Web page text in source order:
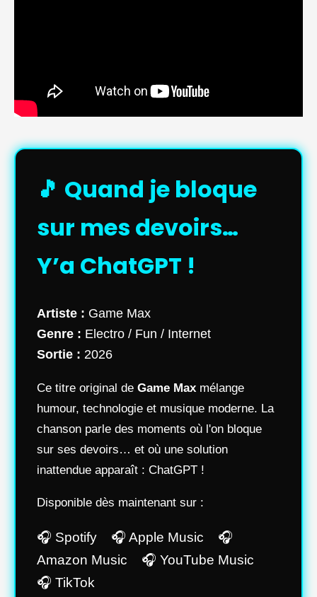
🎵 Quand je bloque
sur mes devoirs…
Y’a ChatGPT !
Artiste : Game Max
Genre : Electro / Fun / Internet
Sortie : 2026
Ce titre original de Game Max mélange
humour, technologie et musique moderne. La
chanson parle des moments où l'on bloque
sur ses devoirs… et où une solution
inattendue apparaît : ChatGPT !
Disponible dès maintenant sur :
🎧 Spotify 🎧 Apple Music 🎧
Amazon Music 🎧 YouTube Music
🎧 TikTok